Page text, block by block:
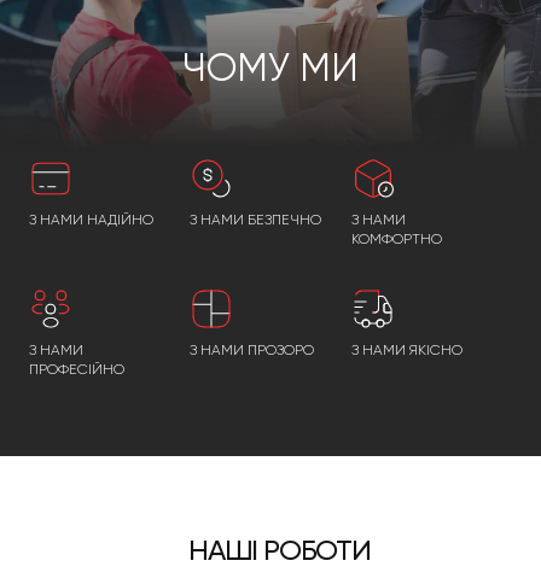
ЧОМУ МИ
З НАМИ НАДІЙНО З НАМИ БЕЗПЕЧНО
З НАМИ
КОМФОРТНО
З НАМИ
ПРОФЕСІЙНО
З НАМИ ПРОЗОРО З НАМИ ЯКІСНО
НАШІ РОБОТИ